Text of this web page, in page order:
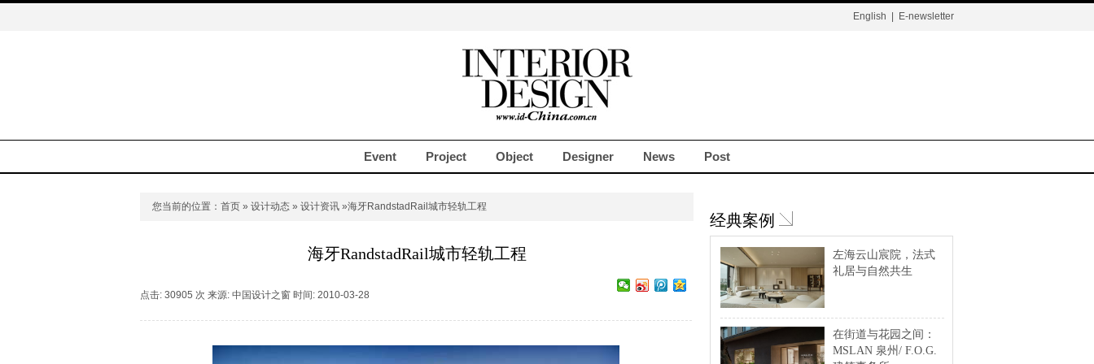
English E-newsletter
Event Project Object Designer News Post
您当前的位置： 首页 » 设计动态 » 设计资讯 »海牙RandstadRail城市轻轨工程
海牙RandstadRail城市轻轨工程
点击: 30905 次 来源: 中国设计之窗 时间: 2010-03-28
经典案例
左海云山宸院，法式
礼居与自然共生
在街道与花园之间：
MSLAN 泉州/ F.O.G.